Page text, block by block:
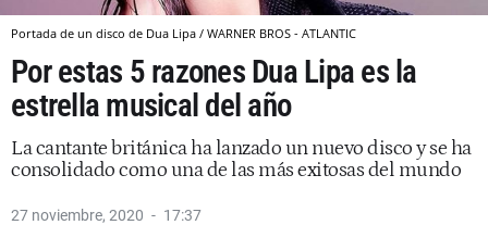
Portada de un disco de Dua Lipa / WARNER BROS - ATLANTIC
Por estas 5 razones Dua Lipa es la
estrella musical del año
La cantante británica ha lanzado un nuevo disco y se ha
consolidado como una de las más exitosas del mundo
27 noviembre, 2020 17:37